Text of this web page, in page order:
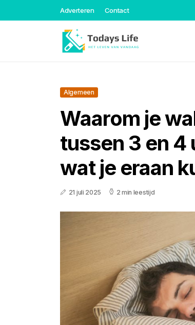
Adverteren Contact
Algemeen
Waarom je
tussen 3 en 4
wat je eraan
21 juli 2025 2 min leestijd